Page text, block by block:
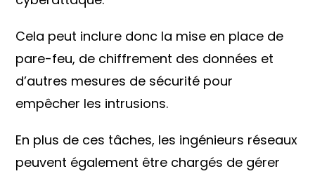
Cela peut inclure donc la mise en place de
pare-feu, de chiffrement des données et
d’autres mesures de sécurité pour
empêcher les intrusions.
En plus de ces tâches, les ingénieurs réseaux
peuvent également être chargés de gérer